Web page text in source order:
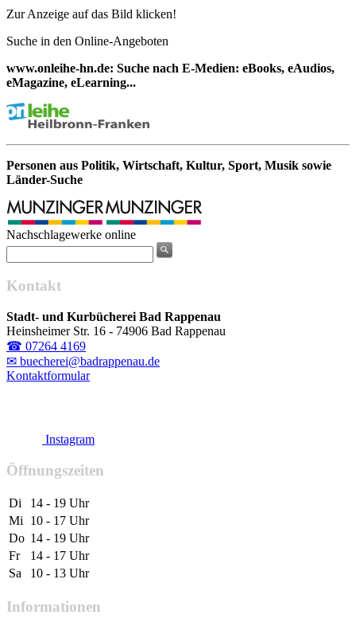
Zur Anzeige auf das Bild klicken!
Suche in den Online-Angeboten
www.onleihe-hn.de: Suche nach E-Medien: eBooks, eAudios,
eMagazine, eLearning...
Personen aus Politik, Wirtschaft, Kultur, Sport, Musik sowie
Länder-Suche
Nachschlagewerke online
Kontakt
Stadt- und Kurbücherei Bad Rappenau
Heinsheimer Str. 16 - 74906 Bad Rappenau
☎ 07264 4169
✉ buecherei@badrappenau.de
Kontaktformular
Instagram
Öffnungszeiten
Di
14 - 19 Uhr
Mi
10 - 17 Uhr
Do 14 - 19 Uhr
Fr
14 - 17 Uhr
Sa
10 - 13 Uhr
Informationen